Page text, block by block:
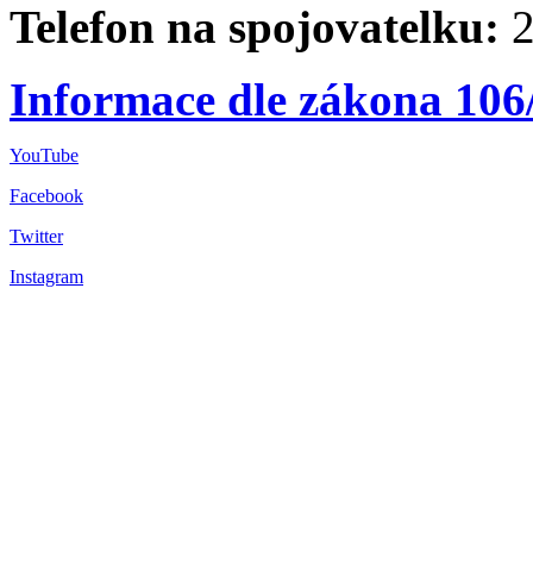
Telefon na spojovatelku:
Informace dle zákona
YouTube
Facebook
Twitter
Instagram